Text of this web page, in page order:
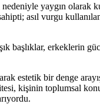
yaygın olarak
asıl vurgu
başlıklar, erkeklerin
estetik bir denge
kişinin toplumsal